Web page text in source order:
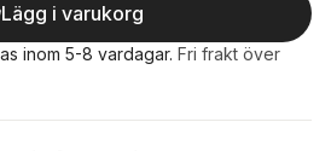
Lägg i varukorg
inom 5-8 vardagar. Fri frakt över